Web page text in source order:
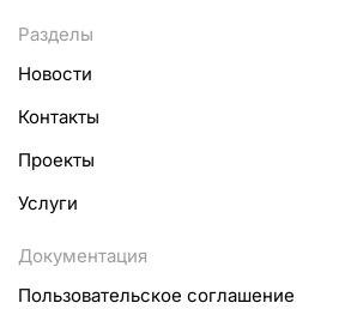
Разделы
Новости
Контакты
Проекты
Услуги
Документация
Пользовательское соглашение